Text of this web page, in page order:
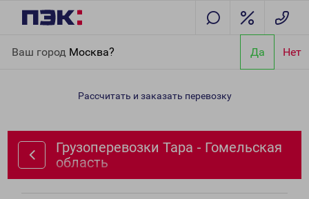
Ваш город Москва? Да Нет
область
Рассчитать и заказать перевозку
Грузоперевозки Тара - Гомельская
область